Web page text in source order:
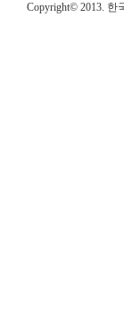
Copyright© 2013. 한